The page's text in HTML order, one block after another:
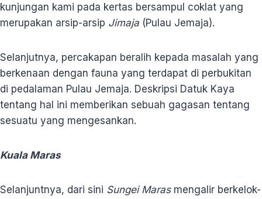
kunjungan kami pada kertas bersampul coklat yang
merupakan arsip-arsip Jimaja (Pulau Jemaja).
Selanjutnya, percakapan beralih kepada masalah yang
berkenaan dengan fauna yang terdapat di perbukitan
di pedalaman Pulau Jemaja. Deskripsi Datuk Kaya
tentang hal ini memberikan sebuah gagasan tentang
sesuatu yang mengesankan.
Kuala Maras
Selanjuntnya, dari sini Sungei Marasmengalir berkelok-